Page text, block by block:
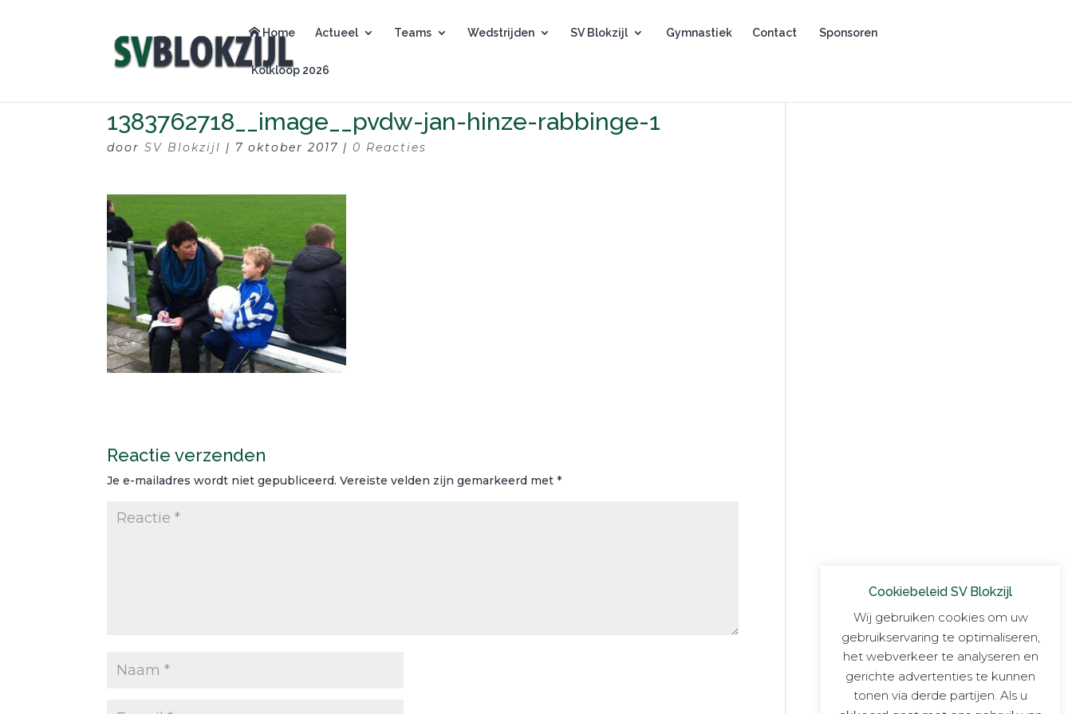
Home Actueel Teams Wedstrijden SV Blokzijl Gymnastiek Contact Sponsoren
Kolkloop 2026
1383762718__image__pvdw-jan-hinze-rabbinge-1
doorSV Blokzijl | 7 oktober 2017 | 0 Reacties
Reactie verzenden
Je e-mailadres wordt niet gepubliceerd. Vereiste velden zijn gemarkeerd met*
Cookiebeleid SV Blokzijl
Wij gebruiken cookies om uw
gebruikservaring te optimaliseren,
het webverkeer te analyseren en
gerichte advertenties te kunnen
tonen via derde partijen. Als u